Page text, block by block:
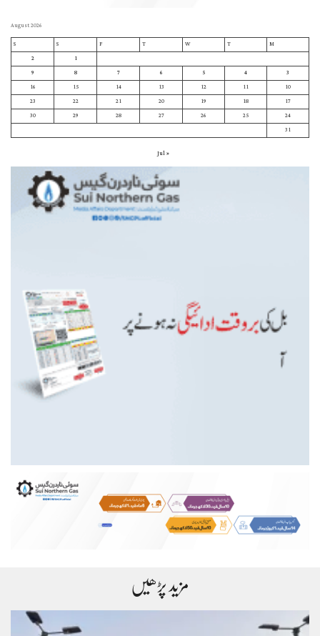
August 2026
M
T
W
T
F
S
S
1
2
3
4
5
6
7
8
9
10
11
12
13
14
15
16
17
18
19
20
21
22
23
24
25
26
27
28
29
30
31
« Jul
مزید پڑھیں